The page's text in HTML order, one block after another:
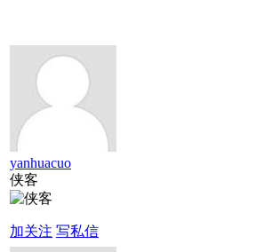
yanhuacuo
侠客
加关注 写私信